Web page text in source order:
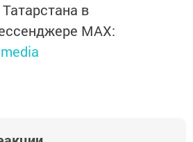
в
MАХ: